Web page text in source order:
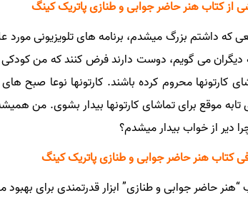
از کتاب هنر حاضر جوابی و طنازی پاتریک کینگ
دیگران می گویم، دوست دارند فرض کنند که من
کارتونها محروم کرده باشند. کارتونها نوعا
تابه موقع برای تماشای کارتونها بیدار بشوی. من
دیر از خواب بیدار میشدم؟
کتاب هنر حاضر جوابی و طنازی پاتریک کینگ
“هنر حاضر جوابی و طنازی” ابزار قدرتمندی برای